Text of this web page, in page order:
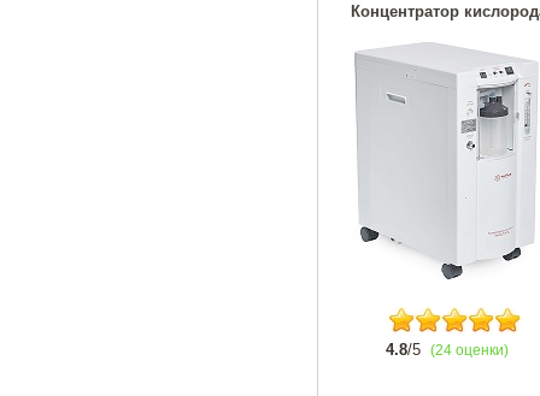
Концентратор
4.8/5 (24 оценки)